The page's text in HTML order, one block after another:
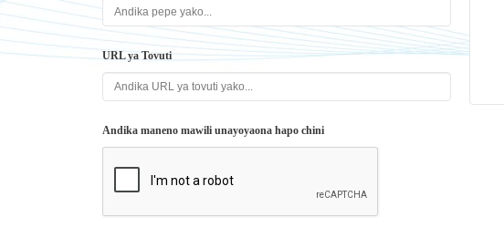
URL ya Tovuti
Andika maneno mawili unayoyaona hapo chini